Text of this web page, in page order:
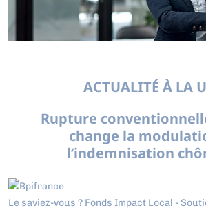
ACTUALITÉ À LA
Rupture
change la
l’indemnisation
Le saviez-vous ? Fonds Impact Local -